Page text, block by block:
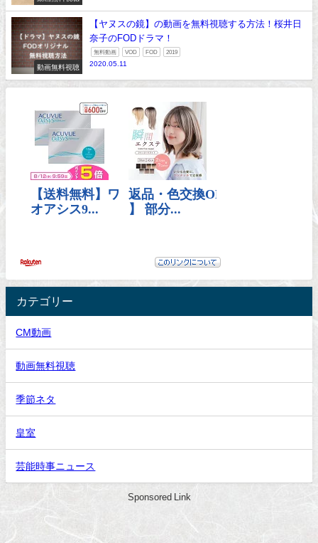
動画無料視聴
【ヤヌスの鏡】の動画を無料視聴する方法！桜井日
奈子のFODドラマ！
無料動画 VOD FOD 2019
2020.05.11
カテゴリー
CM動画
動画無料視聴
季節ネタ
皇室
芸能時事ニュース
Sponsored Link